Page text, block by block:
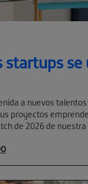
startups se
a nuevos
proyectos
de 2026 de